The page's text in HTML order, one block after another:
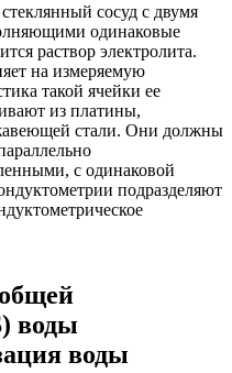
сосуд с двумя
одинаковые
раствор электролита.
на измеряемую
такой ячейки ее
из платины,
стали. Они должны
с одинаковой
подразделяют
воды
воды